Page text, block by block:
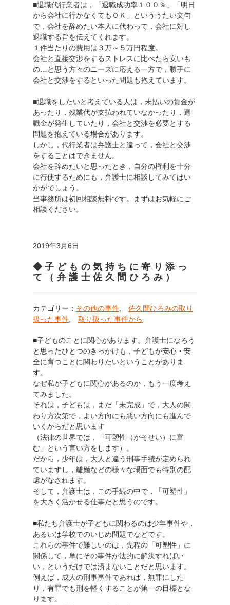
■退職代行業者は，「退職成功率１００％」「明日
から会社に行かなくてもＯＫ」といううたい文句
で，会社を辞めたい本人に代わって，会社に対し
退職する旨を伝えてくれます。
１件当たりの費用は３万～５万円程度。
会社と直接交渉をするストレスに比べたら安いも
の…と思う方々のニーズに応える一方で，勝手に
会社と交渉をするといった問題も抱えています。
■退職をしたいと考えている人は，未払いの賃金が
あったり，残業代が支払われていなかったり，退
職金が発生していたり，会社と交渉を必要とする
問題を抱えている場合があります。
しかし，代行業者は弁護士と違って，会社と交渉
をすることはできません。
会社を辞めたいと思ったとき，自分の権利を十分
に行使するためにも，弁護士に相談してみてはい
かがでしょう。
当事務所は初回相談無料です。まずはお気軽にご
相談ください。
2019年3月6日
◆子どもの気持ちに寄り添っ
て（弁護士佐久間ひろみ）
カテゴリー： その他の事件
佐久間ひろみの取り
扱った事件
取り扱った事件から
■子どものことに関心があります。弁護士になろう
と思ったひとつのきっかけも，子どもが安心・安
全に育つことに関わりたいということがありま
す。
なぜ私が子どもに関心があるのか，もう一度考え
てみました。
それは，子どもは，まだ「未完成」で，大人の関
わり方次第で，よい方向にも悪い方向にも進んで
いくからだと思います
（法律の世界では，「可塑性（かそせい）に富
む」という言い方をします）。
だから，少年は，大人と違う刑事手続が定められ
ていますし，離婚などの様々な場面でも特別の配
慮がなされます。
そして，弁護士は，この手続の中で，「可塑性」
を大きく活かせる仕事だと思うのです。
■私たち弁護士が子どもに関わるのは少年事件や，
あるいは学校でのいじめ問題でなどです。
これらの事件で難しいのは，先程の「可塑性」に
関係して，単にその事件が法的に解決すればい
い，というだけでは済まないことだと思います。
例えば，成人の刑事事件であれば，無罪にした
り，有罪でも刑を軽くすることが第一の目標とな
ります。